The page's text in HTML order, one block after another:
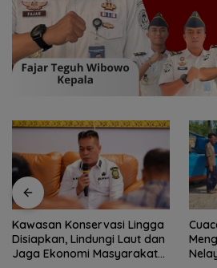
Cuaca Ekstrem Lingga
Mengancam, Polisi Ingatkan
Nelayan Utamakan